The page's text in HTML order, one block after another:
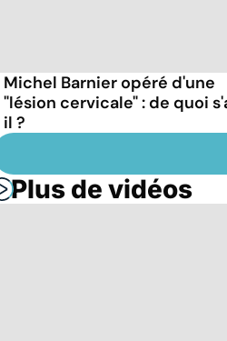
Michel Barnier opéré d'une
"lésion cervicale" : de quoi
il ?
Plus de vidéos